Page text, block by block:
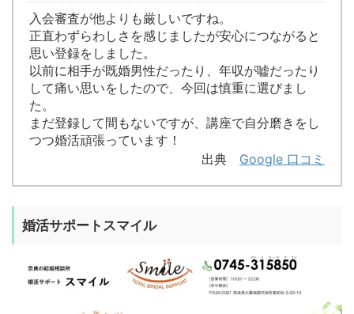
入会審査が他よりも厳しいですね。
正直わずらわしさを感じましたが安心につながると
思い登録をしました。
以前に相手が既婚男性だったり、年収が嘘だったり
して痛い思いをしたので、今回は慎重に選びまし
た。
まだ登録して間もないですが、講座で自分磨きをし
つつ婚活頑張っています！
出典 Google 口コミ
婚活サポートスマイル